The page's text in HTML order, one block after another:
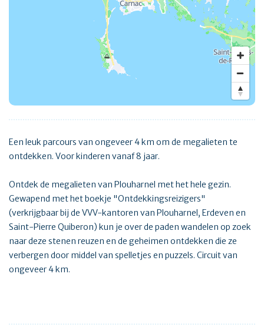
Een leuk parcours van ongeveer 4 km om de megalieten te
ontdekken. Voor kinderen vanaf 8 jaar.
Ontdek de megalieten van Plouharnel met het hele gezin.
Gewapend met het boekje "Ontdekkingsreizigers"
(verkrijgbaar bij de VVV-kantoren van Plouharnel, Erdeven en
Saint-Pierre Quiberon) kun je over de paden wandelen op zoek
naar deze stenen reuzen en de geheimen ontdekken die ze
verbergen door middel van spelletjes en puzzels. Circuit van
ongeveer 4 km.